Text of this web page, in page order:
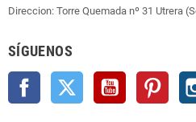
Direccion: Torre Quemada nº 31 Utrera
SÍGUENOS
Facebook Twitter YouTube